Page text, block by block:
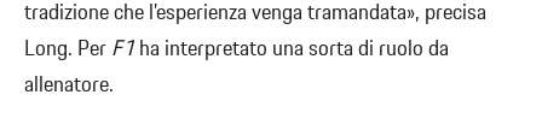
tradizione che l’esperienza venga tramandata», precisa
Long. PerF1ha interpretato una sorta di ruolo da
allenatore.